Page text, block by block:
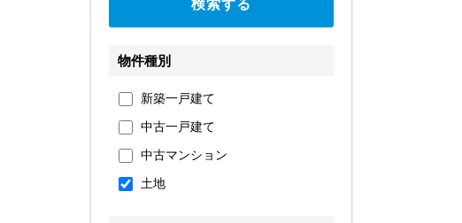
スミカグループ新卒採用
町名から探す
物件種別
新築一戸建て
中古一戸建て
中古マンション
土地